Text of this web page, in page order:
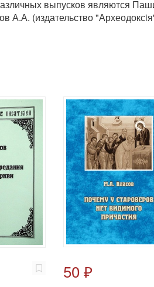
выпусков являются
А.А. (издательство
50 ₽